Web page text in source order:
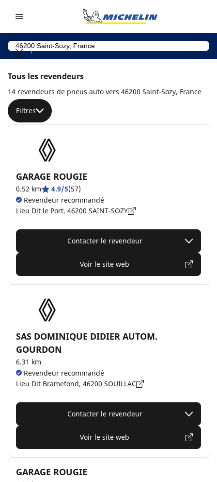
Tous les revendeurs
14 revendeurs de pneus auto vers 46200 Saint-Sozy, France
Filtres
GARAGE ROUGIE
0.52 km 4.9/5(57)
Revendeur recommandé
Lieu Dit le Port, 46200 SAINT-SOZY
Contacter le revendeur
Voir le site web
SAS DOMINIQUE DIDIER AUTOM.
GOURDON
6.31 km
Revendeur recommandé
Lieu Dit Bramefond, 46200 SOUILLAC
Contacter le revendeur
Voir le site web
GARAGE ROUGIE